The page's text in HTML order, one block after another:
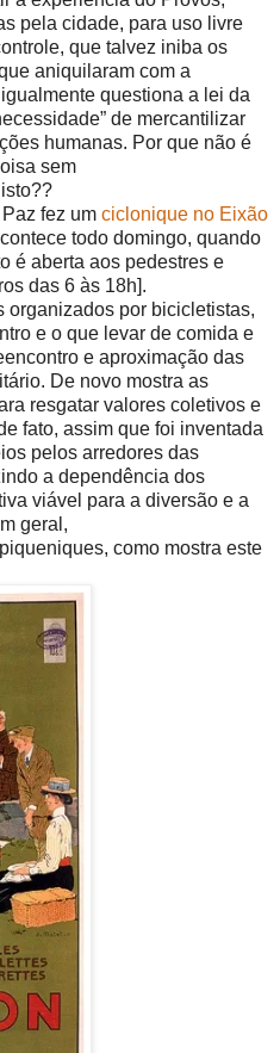
pela cidade, para uso livre
que talvez iniba os
aniquilaram com a
questiona a lei da
de mercantilizar
humanas. Por que não é
sem
fez um ciclonique no Eixão
todo domingo, quando
é aberta aos pedestres e
das 6 às 18h].
por bicicletistas,
e o que levar de comida e
e aproximação das
De novo mostra as
resgatar valores coletivos e
fato, assim que foi inventada
pelos arredores das
a dependência dos
viável para a diversão e a
geral,
como mostra este